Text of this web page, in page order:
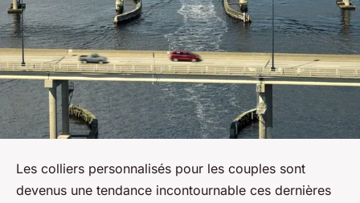
Les colliers personnalisés pour les couples sont
devenus une tendance incontournable ces dernières